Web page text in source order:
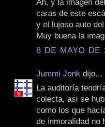
Ah, y la imagen
caras de este
y el lujoso auto
Muy buena la
8 DE MAYO DE
Jummi Jonk dijo...
La auditoría
colecta, asi se
como los que
de inmoralidad no